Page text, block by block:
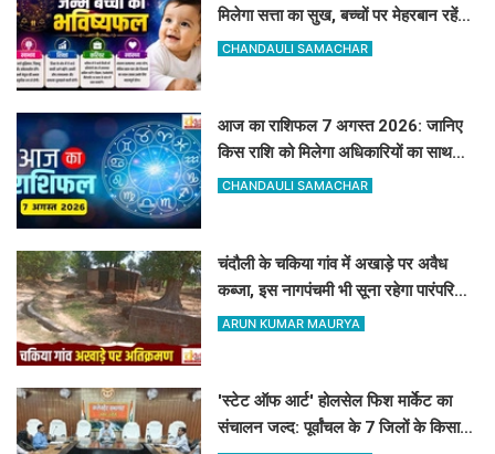
मिलेगा सत्ता का सुख, बच्चों पर मेहरबान रहेंगे
ग्रह-नक्षत्र,
CHANDAULI SAMACHAR
आज का राशिफल 7 अगस्त 2026: जानिए
किस राशि को मिलेगा अधिकारियों का साथ
और किसे रहना होगा सतर्क
CHANDAULI SAMACHAR
चंदौली के चकिया गांव में अखाड़े पर अवैध
कब्जा, इस नागपंचमी भी सूना रहेगा पारंपरिक
खेल का मैदान
ARUN KUMAR MAURYA
'स्टेट ऑफ आर्ट' होलसेल फिश मार्केट का
संचालन जल्द: पूर्वांचल के 7 जिलों के किसान